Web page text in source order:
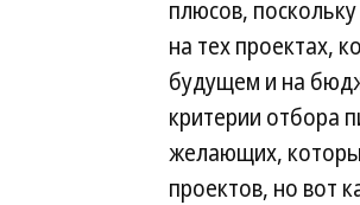
плюсов,
на тех проектах,
будущем и на
критерии отбора
желающих,
проектов, но вот